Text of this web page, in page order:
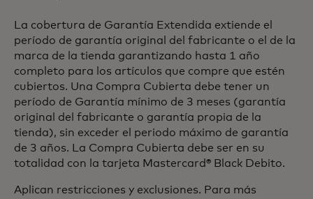
La cobertura de Garantía Extendida extiende el
período de garantía original del fabricante o el de la
marca de la tienda garantizando hasta 1 año
completo para los artículos que compre que estén
cubiertos. Una Compra Cubierta debe tener un
período de Garantía mínimo de 3 meses (garantía
original del fabricante o garantía propia de la
tienda), sin exceder el periodo máximo de garantía
de 3 años. La Compra Cubierta debe ser en su
totalidad con la tarjeta Mastercard® Black Debito.
Aplican restricciones y exclusiones. Para más